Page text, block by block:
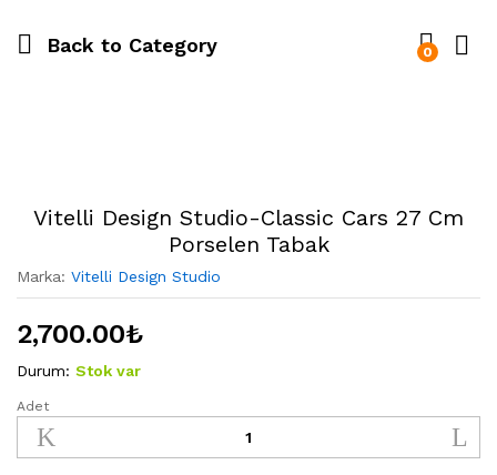
Back to Category 0
Vitelli Design Studio-Classic Cars 27 Cm
Porselen Tabak
Marka: Vitelli Design Studio
2,700.00₺
Durum: Stok var
Vitelli
Design
Studio-
Adet